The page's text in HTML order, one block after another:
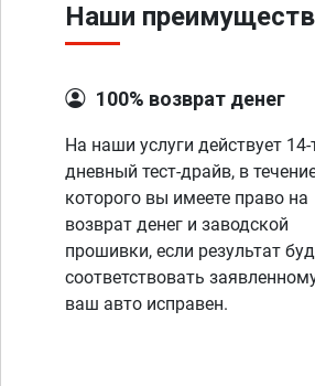
Наши
100% возврат денег
На наши услуги действует 14-
дневный тест-драйв, в
которого вы имеете право на
возврат денег и заводской
прошивки, если результат
соответствовать
ваш авто исправен.